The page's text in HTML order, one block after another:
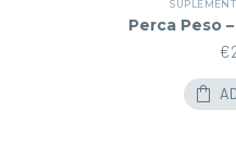
Perca Peso
€